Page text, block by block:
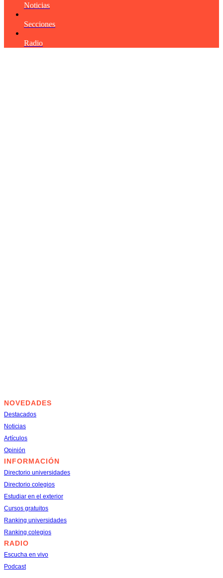
NOVEDADES
Destacados
Noticias
Artículos
Opinión
INFORMACIÓN
Directorio universidades
Directorio colegios
Estudiar en el exterior
Cursos gratuitos
Ranking universidades
Ranking colegios
RADIO
Escucha en vivo
Podcast
Noticias
Secciones
Radio